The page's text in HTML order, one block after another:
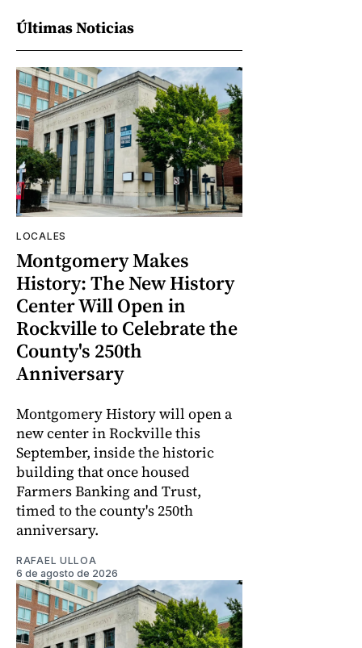
Últimas Noticias
LOCALES
Montgomery Makes
History: The New History
Center Will Open in
Rockville to Celebrate the
County's 250th
Anniversary
Montgomery History will open a
new center in Rockville this
September, inside the historic
building that once housed
Farmers Banking and Trust,
timed to the county's 250th
anniversary.
RAFAEL ULLOA
6 de agosto de 2026